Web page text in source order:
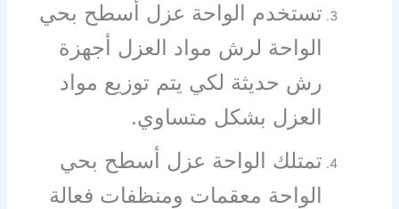
تستخدم الواحة عزل أسطح بحي
الواحة لرش مواد العزل أجهزة
رش حديثة لكي يتم توزيع مواد
العزل بشكل متساوي.
تمتلك الواحة عزل أسطح بحي
الواحة معقمات ومنظفات فعالة